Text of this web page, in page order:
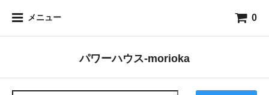
メニュー 0
パワーハウス-morioka